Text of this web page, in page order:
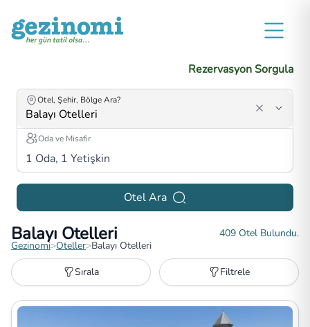
Rezervasyon Sorgula
Otel, Şehir, Bölge Ara?
Oda ve Misafir
1 Oda, 1 Yetişkin
Otel Ara
Balayı Otelleri 409 Otel Bulundu.
Gezinomi>Oteller>Balayı Otelleri
Sırala
Filtrele